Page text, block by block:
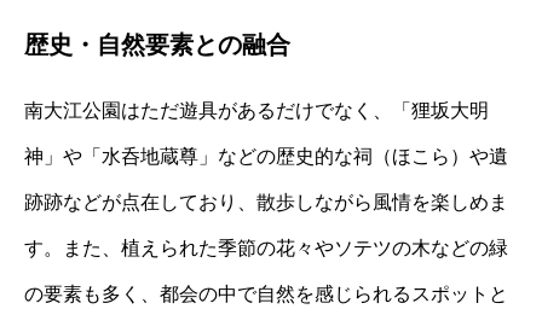
歴史・自然要素との融合
南大江公園はただ遊具があるだけでなく、「狸坂大明
神」や「水呑地蔵尊」などの歴史的な祠（ほこら）や遺
跡跡などが点在しており、散歩しながら風情を楽しめま
す。また、植えられた季節の花々やソテツの木などの緑
の要素も多く、都会の中で自然を感じられるスポットと